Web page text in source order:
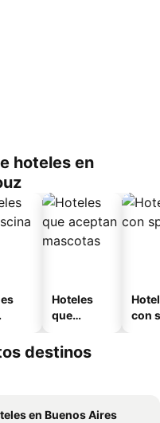
hoteles en
Hoteles
que
mascotas
con
destinos
en Buenos Aires